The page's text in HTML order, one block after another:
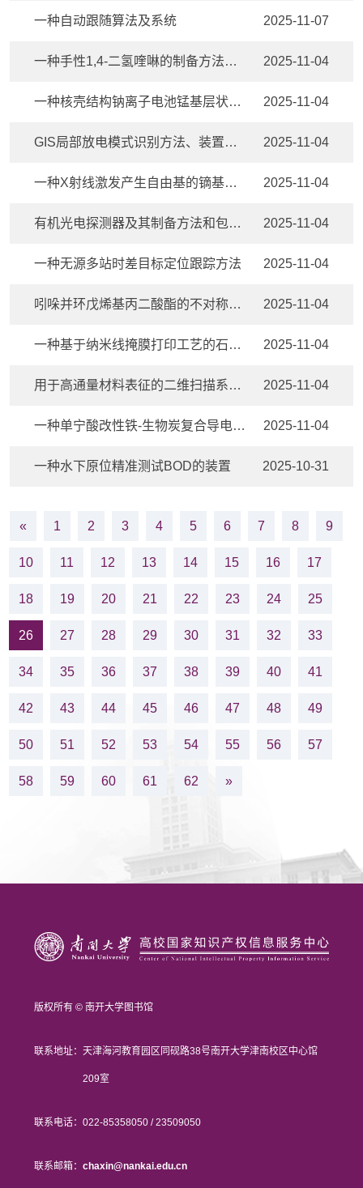
一种自动跟随算法及系统 2025-11-07
一种手性1,4-二氢喹啉的制备方法及其应用 2025-11-04
一种核壳结构钠离子电池锰基层状正极材料及其制备方法 2025-11-04
GIS局部放电模式识别方法、装置、产品、介质及设备 2025-11-04
一种X射线激发产生自由基的镝基单分子磁体及其合成方法 2025-11-04
有机光电探测器及其制备方法和包含有机光电探测器的设备 2025-11-04
一种无源多站时差目标定位跟踪方法 2025-11-04
吲哚并环戊烯基丙二酸酯的不对称催化氢化方法及其应用 2025-11-04
一种基于纳米线掩膜打印工艺的石墨烯纳米带的制备方法 2025-11-04
用于高通量材料表征的二维扫描系统及测量方法 2025-11-04
一种单宁酸改性铁-生物炭复合导电载体材料及其制备方法与应用 2025-11-04
一种水下原位精准测试BOD的装置 2025-10-31
« 1 2 3 4 5 6 7 8 9
10 11 12 13 14 15 16 17
18 19 20 21 22 23 24 25
26 27 28 29 30 31 32 33
34 35 36 37 38 39 40 41
42 43 44 45 46 47 48 49
50 51 52 53 54 55 56 57
58 59 60 61 62 »
版权所有 © 南开大学图书馆
联系地址： 天津海河教育园区同砚路38号南开大学津南校区中心馆
209室
联系电话： 022-85358050 / 23509050
联系邮箱： chaxin@nankai.edu.cn